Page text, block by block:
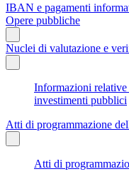
IBAN e pagamenti
Opere pubbliche
Nuclei di valutazione e
Informazioni
investimenti pubblici
Atti di programmazione
Atti di